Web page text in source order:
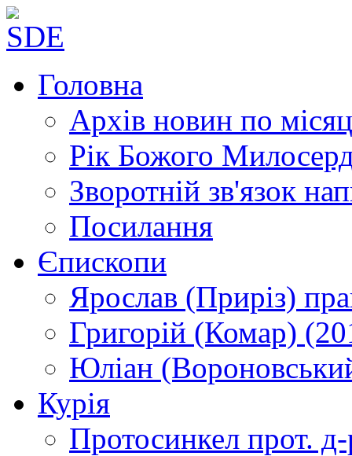
Головна
Архів новин по
Рік Божого
Зворотній зв'язок
Посилання
Єпископи
Ярослав (Приріз)
Григорій (Комар)
Юліан
Курія
Протосинкел прот.